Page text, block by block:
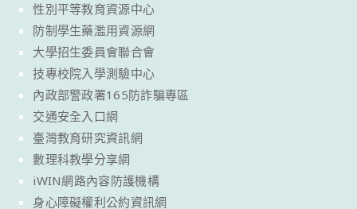
性別平等教育資源中心
防制學生藥濫用資源網
大學招生委員會聯合會
技專校院入學測驗中心
內政部警政署165防詐騙專區
交通安全入口網
臺灣教育研究資訊網
數理科教學分享網
iWIN網路內容防護機構
身心障礙權利公約資訊網